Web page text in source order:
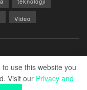
Video
use this website you
Visit our Privacy and